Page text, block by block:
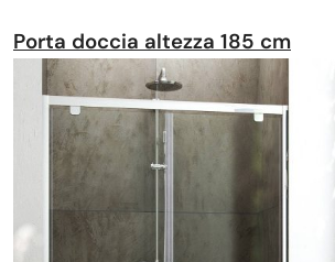
Porta doccia altezza 185 cm